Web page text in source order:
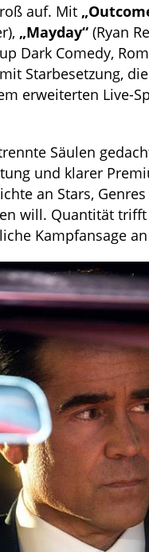
auf. Mit
„Mayday“ (Ryan
Dark Comedy,
Starbesetzung,
erweiterten Live-
Säulen
und klarer
an Stars,
will. Quantität
Kampfansage